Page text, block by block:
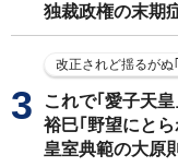
独裁政権の末期
改正されど揺るがぬ
これで｢愛子天
裕巳｢野望にと
皇室典範の大原